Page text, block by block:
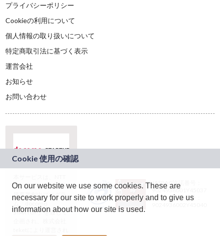
On our website we use some cookies. These are
necessary for our site to work properly and to give us
information about how our site is used.
プライバシーポリシー
Cookieの利用について
個人情報の取り扱いについて
特定商取引法に基づく表示
運営会社
お知らせ
お問い合わせ
ドコモグループの新
規事業創出プログラ
ム「docomo
STARTUP」を通じて
JASRAC許諾番号：
9024936001Y45037
JASRAC許諾番号：